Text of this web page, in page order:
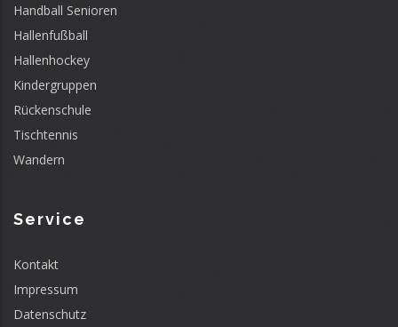
Handball Senioren
Hallenfußball
Hallenhockey
Kindergruppen
Rückenschule
Tischtennis
Wandern
Service
Kontakt
Impressum
Datenschutz